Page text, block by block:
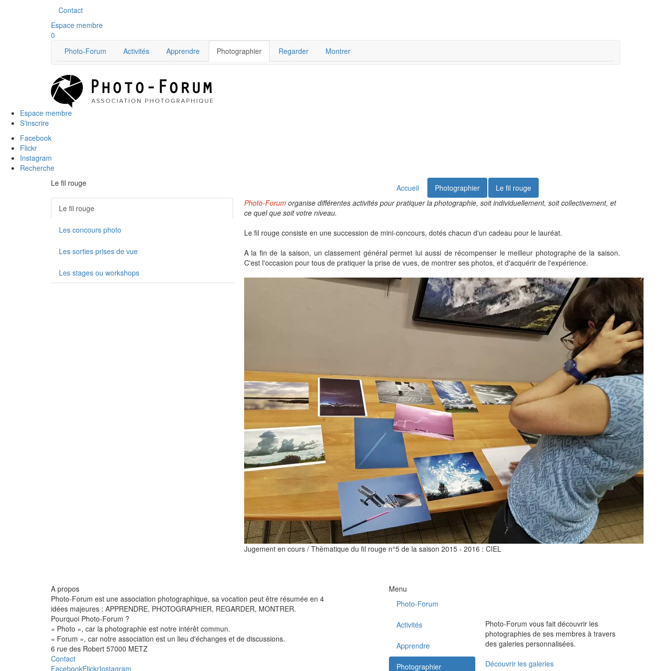
Contact
Espace membre
0
Photo-Forum
Activités Apprendre Photographier Regarder Montrer
Espace membre
S'inscrire
Facebook
Flickr
Instagram
Recherche
Accueil
Photographier Le fil rouge
Le fil rouge
Photo-Forumorganise différentes activités pour pratiquer la photographie, soit individuellement, soit collectivement, et
ce quel que soit votre niveau.
Le fil rougeconsiste en une succession de mini-concours, dotés chacun d'un cadeau pour le lauréat.
A la fin de la saison, un classement général permet lui aussi de récompenser le meilleur photographe de la saison.
C'est l'occasion pour tous de pratiquer la prise de vues, de montrer ses photos, et d'acquérir de l'expérience.
Jugement en cours / Thèmatique du fil rouge n°5 de la saison 2015 - 2016 : CIEL
Le fil rouge
Les concours photo
Les sorties prises de vue
Les stages ou workshops
A propos
Photo-Forum est une association photographique, sa vocation peut être résumée en 4
idées majeures : APPRENDRE, PHOTOGRAPHIER, REGARDER, MONTRER.
Pourquoi Photo-Forum ?
« Photo », car la photographie est notre intérêt commun.
« Forum », car notre association est un lieu d'échanges et de discussions.
6 rue des Robert 57000 METZ
Contact
FacebookFlickrInstagram
Menu
Photo-Forum
Activités
Apprendre
Photographier
Photo-Forum vous fait découvrir les
photographies de ses membres à travers
des galeries personnalisées.
Découvrir les galeries